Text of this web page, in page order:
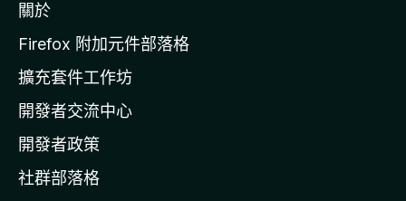
i
l
a
官
網
關於
Firefox 附加元件部落格
擴充套件工作坊
開發者交流中心
開發者政策
社群部落格